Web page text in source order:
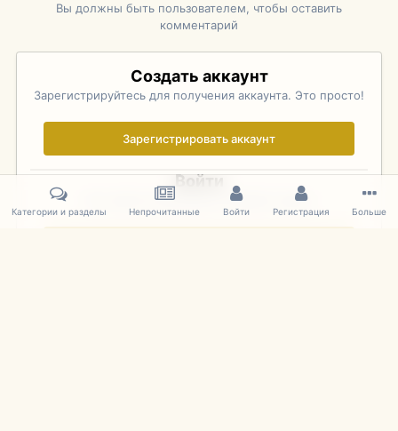
Вы должны быть пользователем, чтобы оставить
комментарий
Создать аккаунт
Зарегистрируйтесь для получения аккаунта. Это просто!
Зарегистрировать аккаунт
Войти
Уже зарегистрированы? Войдите здесь.
Категории и разделы Непрочитанные Войти Регистрация Больше